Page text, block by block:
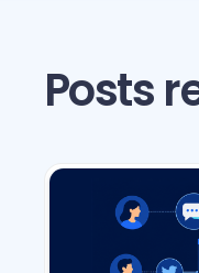
Posts